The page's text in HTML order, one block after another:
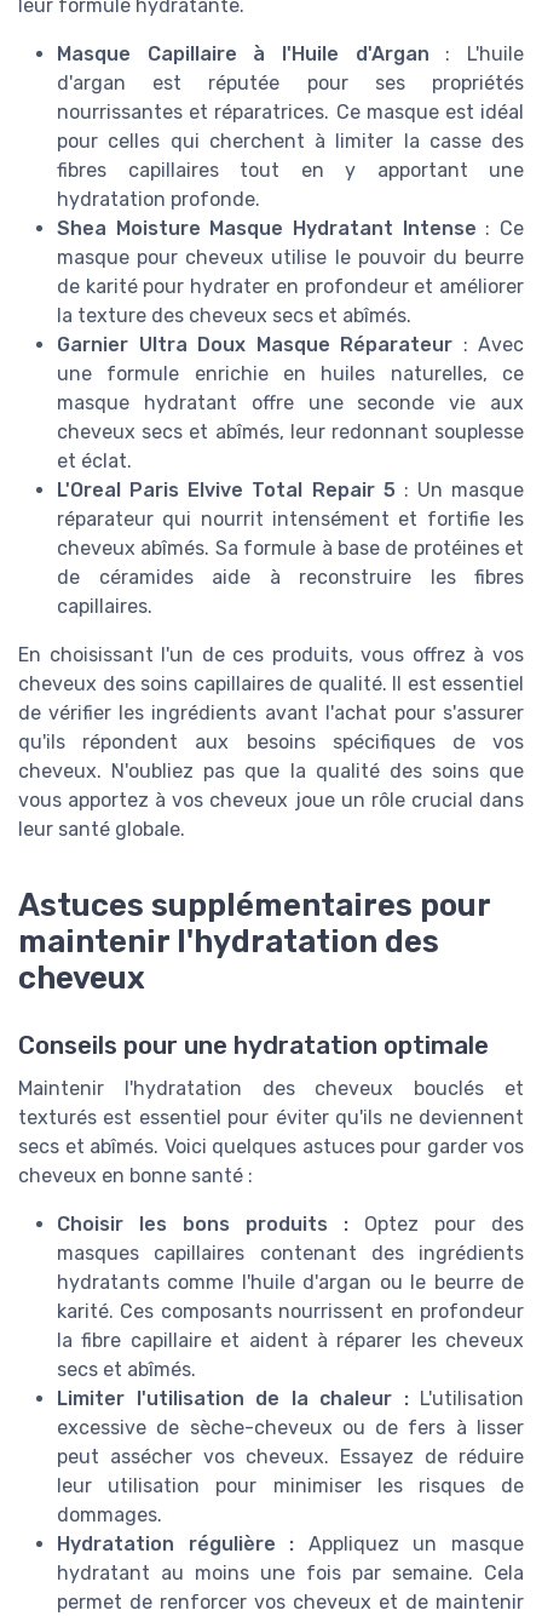
leur formule hydratante.
Masque Capillaire à l'Huile d'Argan : L'huile
d'argan est réputée pour ses propriétés
nourrissantes et réparatrices. Ce masque est idéal
pour celles qui cherchent à limiter la casse des
fibres capillaires tout en y apportant une
hydratation profonde.
Shea Moisture Masque Hydratant Intense : Ce
masque pour cheveux utilise le pouvoir du beurre
de karité pour hydrater en profondeur et améliorer
la texture des cheveux secs et abîmés.
Garnier Ultra Doux Masque Réparateur : Avec
une formule enrichie en huiles naturelles, ce
masque hydratant offre une seconde vie aux
cheveux secs et abîmés, leur redonnant souplesse
et éclat.
L'Oreal Paris Elvive Total Repair 5 : Un masque
réparateur qui nourrit intensément et fortifie les
cheveux abîmés. Sa formule à base de protéines et
de céramides aide à reconstruire les fibres
capillaires.
En choisissant l'un de ces produits, vous offrez à vos
cheveux des soins capillaires de qualité. Il est essentiel
de vérifier les ingrédients avant l'achat pour s'assurer
qu'ils répondent aux besoins spécifiques de vos
cheveux. N'oubliez pas que la qualité des soins que
vous apportez à vos cheveux joue un rôle crucial dans
leur santé globale.
Astuces supplémentaires pour
maintenir l'hydratation des
cheveux
Conseils pour une hydratation optimale
Maintenir l'hydratation des cheveux bouclés et
texturés est essentiel pour éviter qu'ils ne deviennent
secs et abîmés. Voici quelques astuces pour garder vos
cheveux en bonne santé :
Choisir les bons produits : Optez pour des
masques capillaires contenant des ingrédients
hydratants comme l'huile d'argan ou le beurre de
karité. Ces composants nourrissent en profondeur
la fibre capillaire et aident à réparer les cheveux
secs et abîmés.
Limiter l'utilisation de la chaleur :L'utilisation
excessive de sèche-cheveux ou de fers à lisser
peut assécher vos cheveux. Essayez de réduire
leur utilisation pour minimiser les risques de
dommages.
Hydratation régulière : Appliquez un masque
hydratant au moins une fois par semaine. Cela
permet de renforcer vos cheveux et de maintenir